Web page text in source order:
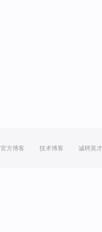
官方博客 技术博客 诚聘英才